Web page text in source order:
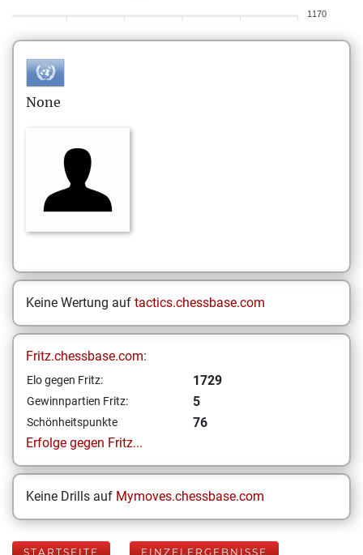
1170
None
Keine Wertung auf tactics.chessbase.com
Fritz.chessbase.com:
Elo gegen Fritz: 1729
Gewinnpartien Fritz: 5
Schönheitspunkte
76
Erfolge gegen Fritz...
Keine Drills auf Mymoves.chessbase.com
STARTSEITE EINZELERGEBNISSE